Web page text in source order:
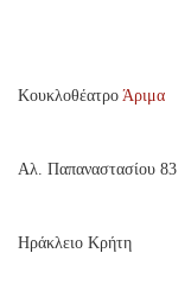
Κουκλοθέατρο Άριμα
Αλ. Παπαναστασίου 83
Ηράκλειο Κρήτη